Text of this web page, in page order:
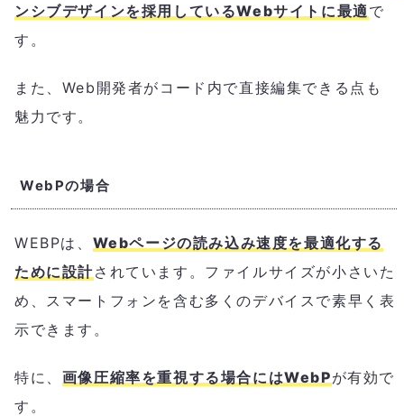
ンシブデザインを採用しているWebサイトに最適 で
す。
また、Web開発者がコード内で直接編集できる点も
魅力です。
WebPの場合
WEBPは、 Webページの読み込み速度を最適化する
ために設計されています。ファイルサイズが小さいた
め、スマートフォンを含む多くのデバイスで素早く表
示できます。
特に、 画像圧縮率を重視する場合にはWebPが有効で
す。